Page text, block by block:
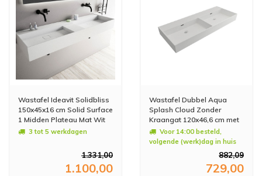
Wastafel Ideavit Solidbliss
150x45x16 cm Solid Surface
1 Midden Plateau Mat Wit
3 tot 5 werkdagen
1.331,00
1.100,00
Wastafel Dubbel Aqua
Splash Cloud Zonder
Kraangat 120x46,6 cm met
Overloop Mat Wit
Voor 14:00 besteld,
volgende (werk)dag in huis
882,09
729,00